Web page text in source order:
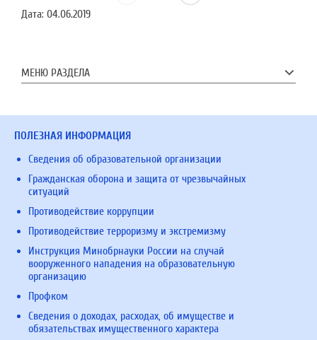
Дата: 04.06.2019
МЕНЮ РАЗДЕЛА
ПОЛЕЗНАЯ ИНФОРМАЦИЯ
Сведения об образовательной организации
Гражданская оборона и защита от чрезвычайных
ситуаций
Противодействие коррупции
Противодействие терроризму и экстремизму
Инструкция Минобрнауки России на случай
вооруженного нападения на образовательную
организацию
Профком
Сведения о доходах, расходах, об имуществе и
обязательствах имущественного характера